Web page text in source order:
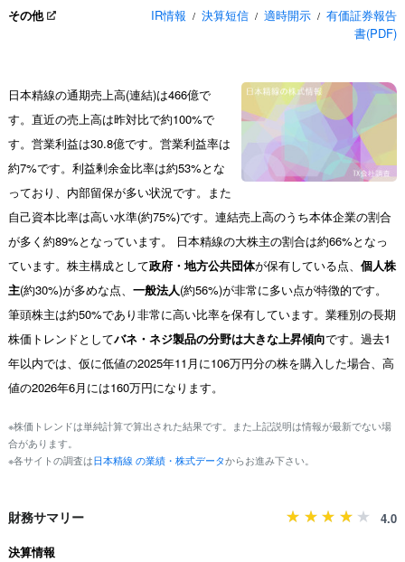
その他 IR情報 / 決算短信 / 適時開示 / 有価証券報告
書(PDF)
日本精線の通期売上高(連結)は466億で
す。直近の売上高は昨対比で約100%で
す。営業利益は30.8億です。営業利益率は
約7%です。利益剰余金比率は約53%とな
っており、内部留保が多い状況です。また
自己資本比率は高い水準(約75%)です。連結売上高のうち本体企業の割合
が多く約89%となっています。 日本精線の大株主の割合は約66%となっ
ています。株主構成として政府・地方公共団体が保有している点、 個人株
主(約30%)が多めな点、 一般法人(約56%)が非常に多い点が特徴的です。
筆頭株主は約50%であり非常に高い比率を保有しています。業種別の長期
株価トレンドとしてバネ・ネジ製品の分野は大きな上昇傾向です。過去1
年以内では、仮に低値の2025年11月に106万円分の株を購入した場合、高
値の2026年6月には160万円になります。
※株価トレンドは単純計算で算出された結果です。また上記説明は情報が最新でない場
合があります。
※各サイトの調査は日本精線 の業績・株式データからお進み下さい。
財務サマリー
4.0
決算情報